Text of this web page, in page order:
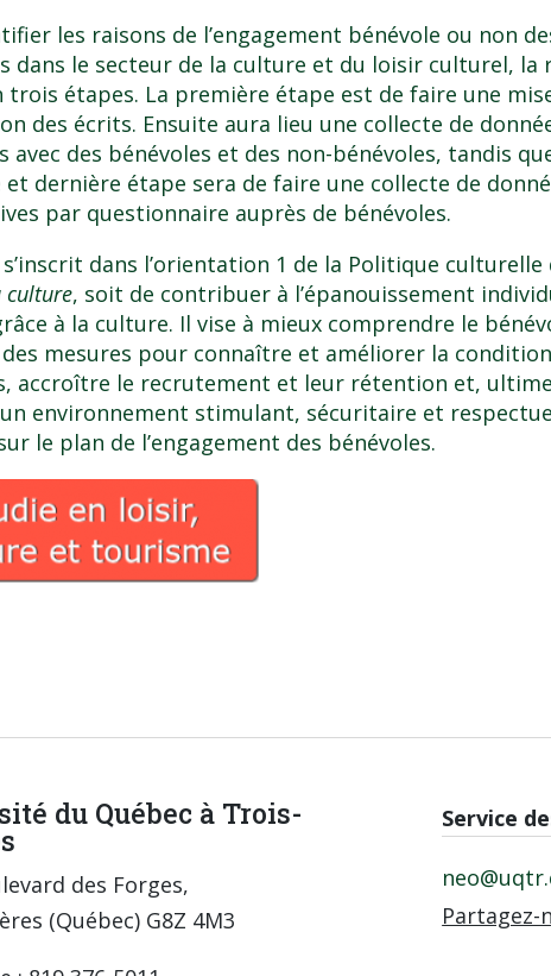
les raisons de l’engagement bénévole ou non
dans le secteur de la culture et du loisir culturel, la
trois étapes. La première étape est de faire une
des écrits. Ensuite aura lieu une collecte de
avec des bénévoles et des non-bénévoles, tandis
dernière étape sera de faire une collecte de
par questionnaire auprès de bénévoles.
dans l’orientation 1 de la Politique culturelle
culture, soit de contribuer à l’épanouissement
à la culture. Il vise à mieux comprendre le
mesures pour connaître et améliorer la
accroître le recrutement et leur rétention et,
environnement stimulant, sécuritaire et
le plan de l’engagement des bénévoles.
du Québec à Trois-
des Forges,
(Québec) G8Z 4M3
Service
Partagez-